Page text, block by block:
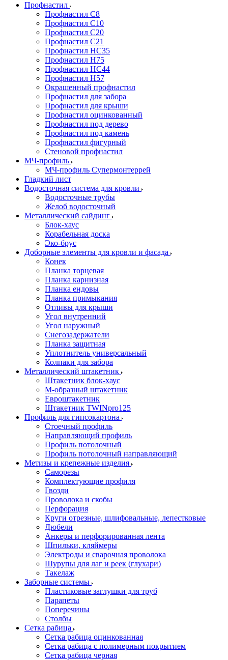
Профнастил
Профнастил С8
Профнастил С10
Профнастил С20
Профнастил С21
Профнастил НС35
Профнастил Н75
Профнастил HC44
Профнастил Н57
Окрашенный профнастил
Профнастил для забора
Профнастил для крыши
Профнастил оцинкованный
Профнастил под дерево
Профнастил под камень
Профнастил фигурный
Стеновой профнастил
МЧ-профиль
МЧ-профиль Супермонтеррей
Гладкий лист
Водосточная система для кровли
Водосточные трубы
Желоб водосточный
Металлический сайдинг
Блок-хаус
Корабельная доска
Эко-брус
Доборные элементы для кровли и фасада
Конек
Планка торцевая
Планка карнизная
Планка ендовы
Планка примыкания
Отливы для крыши
Угол внутренний
Угол наружный
Снегозадержатели
Планка защитная
Уплотнитель универсальный
Колпаки для забора
Металлический штакетник
Штакетник блок-хаус
М-образный штакетник
Евроштакетник
Штакетник TWINpro125
Профиль для гипсокартона
Стоечный профиль
Направляющий профиль
Профиль потолочный
Профиль потолочный направляющий
Метизы и крепежные изделия
Саморезы
Комплектующие профиля
Гвозди
Проволока и скобы
Перфорация
Круги отрезные, шлифовальные, лепестковые
Дюбели
Анкеры и перфорированная лента
Шпильки, кляймеры
Электроды и сварочная проволока
Шурупы для лаг и реек (глухари)
Такелаж
Заборные системы
Пластиковые заглушки для труб
Парапеты
Поперечины
Столбы
Сетка рабица
Сетка рабица оцинкованная
Сетка рабица с полимерным покрытием
Сетка рабица черная